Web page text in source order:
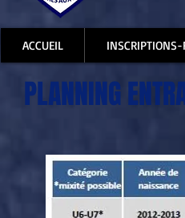
ACCUEIL INSCRIPTIONS-
PLANNING